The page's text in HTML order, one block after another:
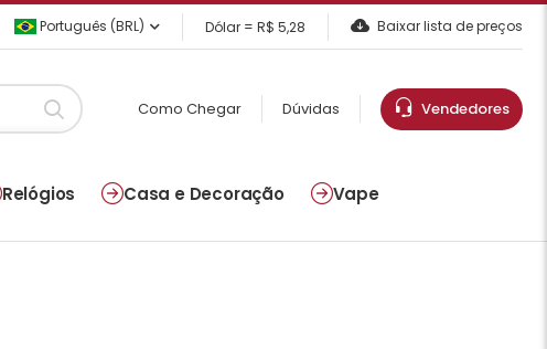
Português (BRL) Dólar = R$ 5,28 Baixar lista de preços
Como Chegar Dúvidas Vendedores
Relógios Casa e Decoração Vape